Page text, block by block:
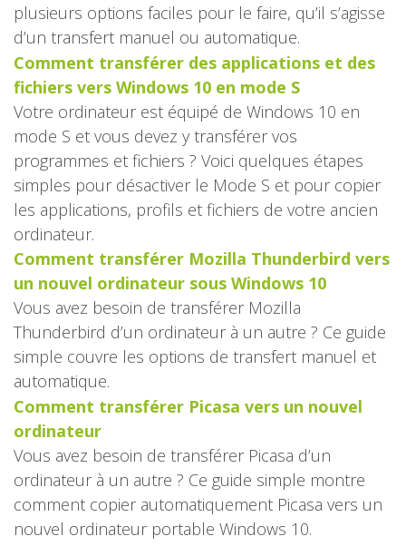
plusieurs options faciles pour le faire, qu’il s’agisse
d’un transfert manuel ou automatique.
Comment transférer des applications et des
fichiers vers Windows 10 en mode S
Votre ordinateur est équipé de Windows 10 en
mode S et vous devez y transférer vos
programmes et fichiers ? Voici quelques étapes
simples pour désactiver le Mode S et pour copier
les applications, profils et fichiers de votre ancien
ordinateur.
Comment transférer Mozilla Thunderbird vers
un nouvel ordinateur sous Windows 10
Vous avez besoin de transférer Mozilla
Thunderbird d’un ordinateur à un autre ? Ce guide
simple couvre les options de transfert manuel et
automatique.
Comment transférer Picasa vers un nouvel
ordinateur
Vous avez besoin de transférer Picasa d’un
ordinateur à un autre ? Ce guide simple montre
comment copier automatiquement Picasa vers un
nouvel ordinateur portable Windows 10.